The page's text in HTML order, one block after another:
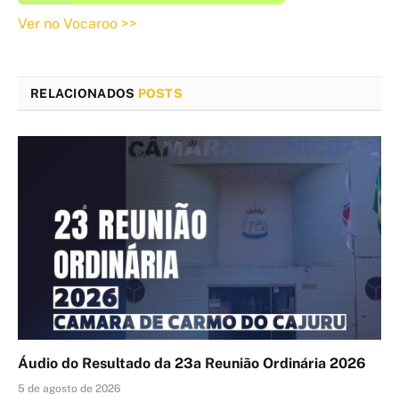
Ver no Vocaroo >>
RELACIONADOS POSTS
Áudio do Resultado da 23a Reunião Ordinária 2026
5 de agosto de 2026